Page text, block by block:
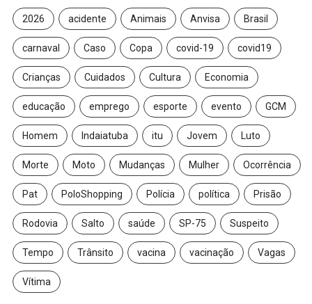
2026 acidente Animais Anvisa Brasil
carnaval Caso Copa covid-19 covid19
Crianças Cuidados Cultura Economia
educação emprego esporte evento GCM
Homem Indaiatuba itu Jovem Luto
Morte Moto Mudanças Mulher Ocorrência
Pat PoloShopping Polícia política Prisão
Rodovia Salto saúde SP-75 Suspeito
Tempo Trânsito vacina vacinação Vagas
Vítima